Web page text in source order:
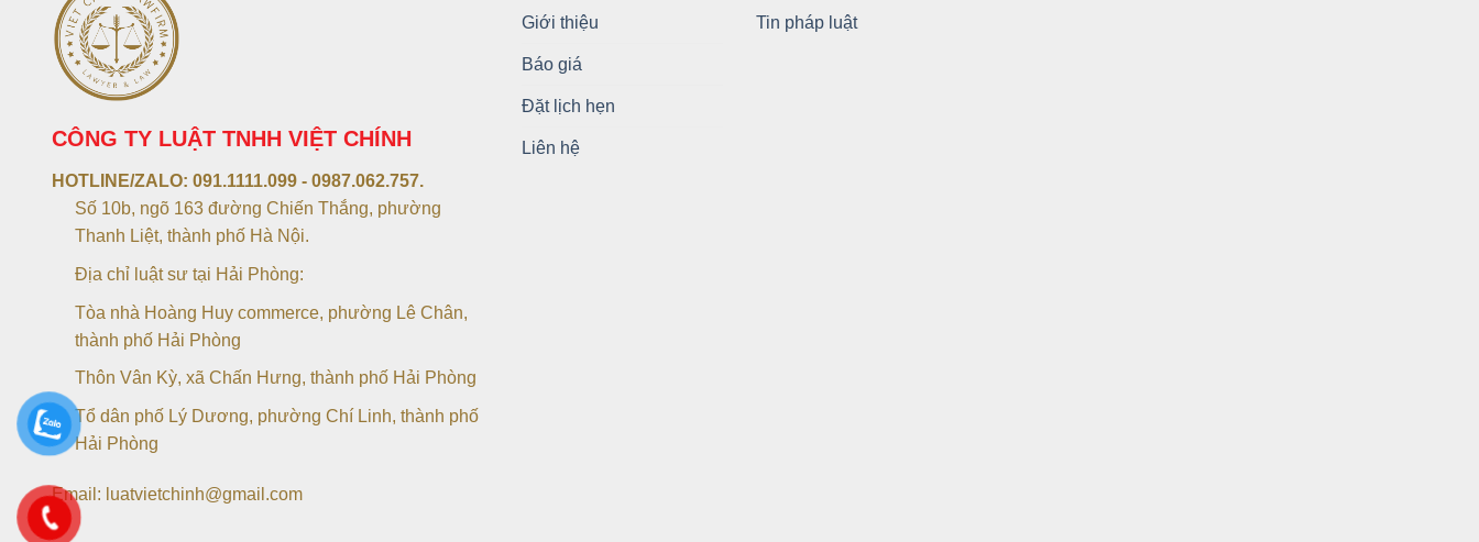
CÔNG TY LUẬT TNHH VIỆT CHÍNH
HOTLINE/ZALO: 091.1111.099 - 0987.062.757.
Số 10b, ngõ 163 đường Chiến Thắng, phường
Thanh Liệt, thành phố Hà Nội.
Địa chỉ luật sư tại Hải Phòng:
Tòa nhà Hoàng Huy commerce, phường Lê Chân,
thành phố Hải Phòng
Thôn Vân Kỳ, xã Chấn Hưng, thành phố Hải Phòng
Tổ dân phố Lý Dương, phường Chí Linh, thành phố
Hải Phòng
Email: luatvietchinh@gmail.com
Giới thiệu
Báo giá
Đặt lịch hẹn
Liên hệ
Tin pháp luật